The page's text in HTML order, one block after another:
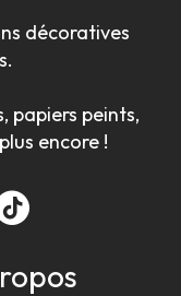
décoratives
papiers peints,
encore !